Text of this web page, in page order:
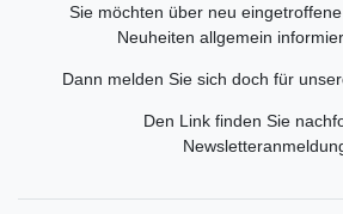
Sie möchten über neu
Neuheiten allgemein
Dann melden Sie sich doch für
Den Link finden Sie